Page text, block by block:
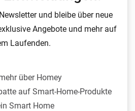
und bleibe über neue
Angebote und mehr auf
Laufenden.
über Homey
auf Smart-Home-Produkte
Smart Home